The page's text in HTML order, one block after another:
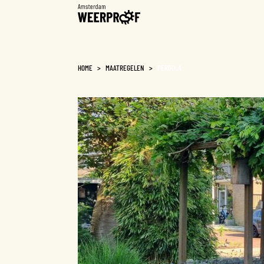
Weerproof
HOME > MAATREGELEN >